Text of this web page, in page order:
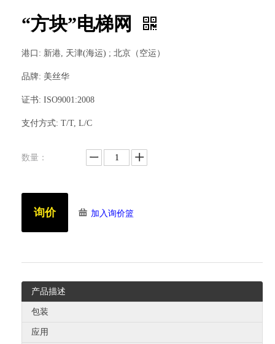
“方块”电梯网
港口: 新港, 天津(海运) ; 北京（空运）
品牌: 美丝华
证书: ISO9001:2008
支付方式: T/T, L/C
数量：
询价 加入询价篮
产品描述
包装
应用